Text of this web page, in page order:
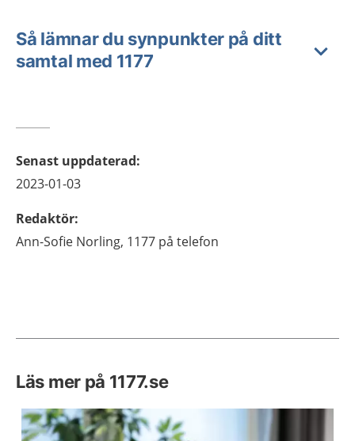
Så lämnar du synpunkter på ditt
samtal med 1177
Senast uppdaterad:
2023-01-03
Redaktör:
Ann-Sofie Norling, 1177 på telefon
Läs mer på 1177.se